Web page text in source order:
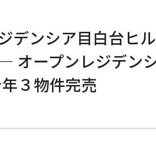
デンシア目白台ヒ
オープンレジデン
３物件完売